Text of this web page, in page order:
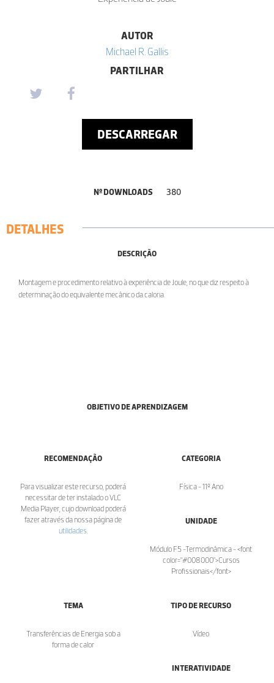
AUTOR
Michael R. Gallis
PARTILHAR
DESCARREGAR
Nº DOWNLOADS 380
DETALHES
DESCRIÇÃO
Montagem e procedimento relativo à experiência de Joule, no que diz respeito à
determinação do equivalente mecânico da caloria.
OBJETIVO DE APRENDIZAGEM
RECOMENDAÇÃO
Para visualizar este recurso, poderá
necessitar de ter instalado o VLC
Media Player, cujo download poderá
fazer através da nossa página de
utilidades.
CATEGORIA
Física - 11º Ano
UNIDADE
Módulo F5 -Termodinâmica - <font
color="#008000">Cursos
Profissionais</font>
TEMA
Transferências de Energia sob a
forma de calor
TIPO DE RECURSO
Vídeo
INTERATIVIDADE